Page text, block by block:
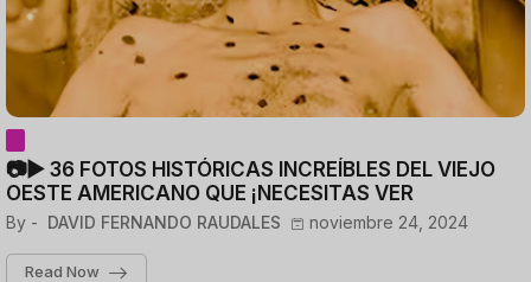
📷▶ 36 FOTOS HISTÓRICAS INCREÍBLES DEL VIEJO
OESTE AMERICANO QUE ¡NECESITAS VER
By - DAVID FERNANDO RAUDALES noviembre 24, 2024
Read Now